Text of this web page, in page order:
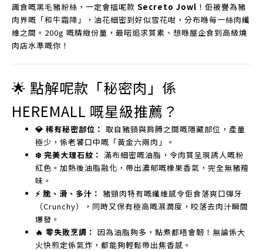
識食嘅黑毛豬粉絲，一定會搵呢款 Secreto Jowl ！佢被譽為豬
肉界嘅「和牛霜降」，油花細密到好似雪花咁，分布喺每一絲肉纖
維之間。200g 嘅精緻份量，最啱追求質素、想喺屋企食到高級燒
肉店水準嘅你！
🌟 點解呢款「秘密肉」係
HEREMALL 嘅星級推薦？
💎 稀有秘密部位： 取自豬頸與肩膊之間嘅隱藏部位，產量
極少，係老饕口中嘅「黃金六兩肉」。
❄️ 完美大理石紋： 滿布細密嘅油脂，令肉質呈現誘人嘅粉
紅色。加熱後油脂融化，帶出濃郁嘅橡果香氣，完全無豬羶
味。
⚡ 脆、滑、多汁： 豬頸肉特有嘅纖維感令佢食落爽口彈牙
（Crunchy），同時又保有極高嘅濕潤度，咬落去肉汁瞬間
爆發。
🔥 零失敗烹調： 因為油脂夠多，點煮都唔會韌！無論係大
火快煎定係氣炸，都能夠輕鬆帶出焦香感。